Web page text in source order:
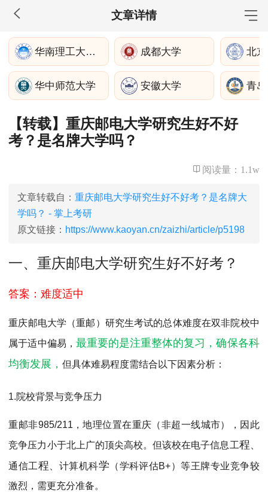
文章详情
MBA工商管理
院校库 考试报名 招生政策 学制学费
报名流程
考试真题
报考经验 招生简章
MEM工程管理
院校库 考试报名 招生政策
MPA公共管理
院校库 考试报名
MPAcc会计专硕
院校库 考试报名
MTA旅游管理
院校库 考试报名 招生政策 学制学费
报名流程
考试真题
报考经验
华南理工大学经济与金融学院 成都大学 北
华中师范大学 安徽大学 青
【转载】重庆邮电大学研究生好不好
考？是名牌大学吗？
阅读量： 1.1w
文章转载自： 重庆邮电大学研究生好不好考？是名牌大
学吗？ - 掌上考研
原文链接： https://www.kaoyan.cn/zaizhi/article/p5198
一、重庆邮电大学研究生好不好考？
答案：难度适中
重庆邮电大学（重邮 ）研究生考试的总体难度在双非院校中
属于‌适中偏易 ‌， 最重要的是注重整体的复习，确保各科
均衡发展，但具体难易程度需结合以下因素分析： ‌
1.院校背景与竞争压力
重邮非985/211，地理位置在重庆（非超一线城市），因此
竞争压力小于北上广的顶尖高校。但该校在电子信息工程
通信工程 、计算机科学 （学科评估B+）等王牌专业竞争较
激烈，需更充分准备。